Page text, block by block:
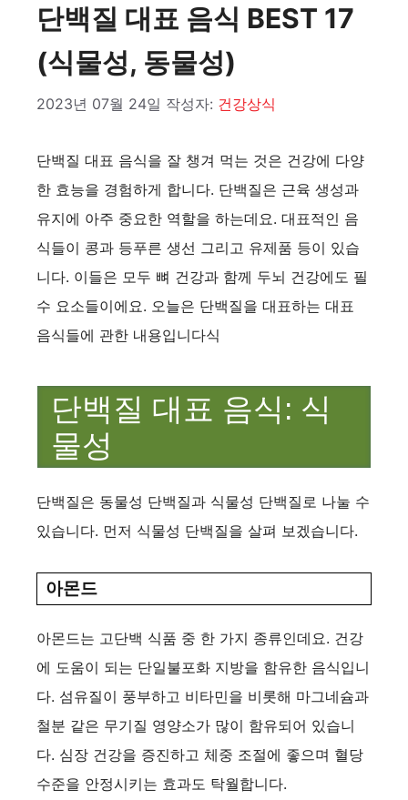
단백질 대표 음식 BEST 17
(식물성, 동물성)
2023년 07월 24일 작성자: 건강상식
단백질 대표 음식을 잘 챙겨 먹는 것은 건강에 다양
한 효능을 경험하게 합니다. 단백질은 근육 생성과
유지에 아주 중요한 역할을 하는데요. 대표적인 음
식들이 콩과 등푸른 생선 그리고 유제품 등이 있습
니다. 이들은 모두 뼈 건강과 함께 두뇌 건강에도 필
수 요소들이에요. 오늘은 단백질을 대표하는 대표
음식들에 관한 내용입니다식
단백질 대표 음식: 식
물성
단백질은 동물성 단백질과 식물성 단백질로 나눌 수
있습니다. 먼저 식물성 단백질을 살펴 보겠습니다.
아몬드
아몬드는 고단백 식품 중 한 가지 종류인데요. 건강
에 도움이 되는 단일불포화 지방을 함유한 음식입니
다. 섬유질이 풍부하고 비타민을 비롯해 마그네슘과
철분 같은 무기질 영양소가 많이 함유되어 있습니
다. 심장 건강을 증진하고 체중 조절에 좋으며 혈당
수준을 안정시키는 효과도 탁월합니다.